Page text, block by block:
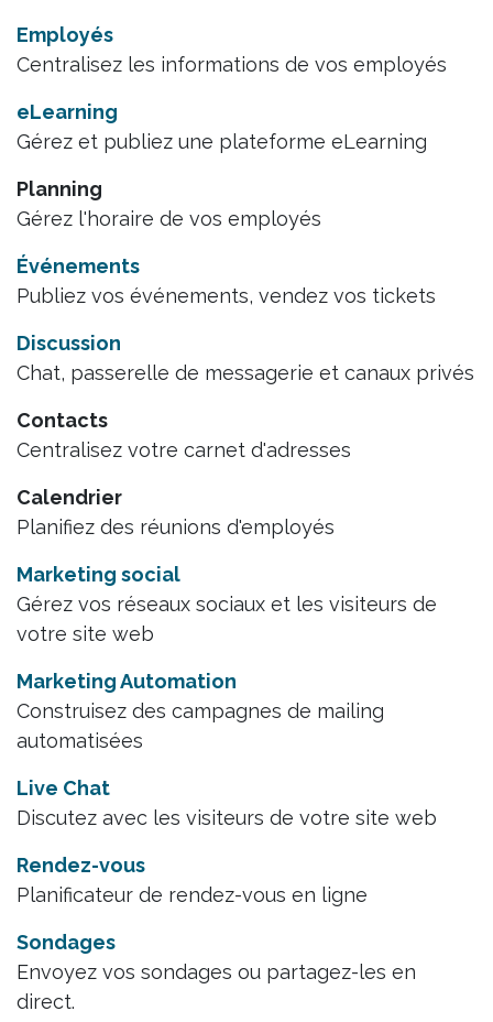
Employés
Centralisez les informations de vos employés
eLearning
Gérez et publiez une plateforme eLearning
Planning
Gérez l'horaire de vos employés
Événements
Publiez vos événements, vendez vos tickets
Discussion
Chat, passerelle de messagerie et canaux privés
Contacts
Centralisez votre carnet d'adresses
Calendrier
Planifiez des réunions d'employés
Marketing social
Gérez vos réseaux sociaux et les visiteurs de
votre site web
Marketing Automation
Construisez des campagnes de mailing
automatisées
Live Chat
Discutez avec les visiteurs de votre site web
Rendez-vous
Planificateur de rendez-vous en ligne
Sondages
Envoyez vos sondages ou partagez-les en
direct.